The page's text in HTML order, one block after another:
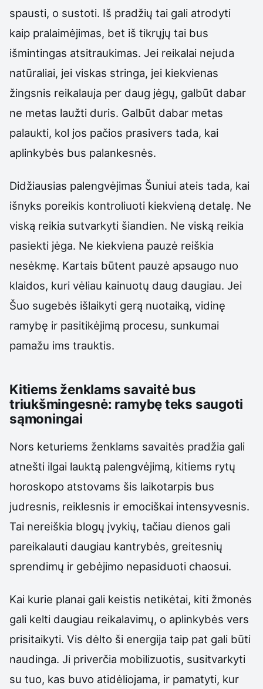
spausti, o sustoti. Iš pradžių tai gali atrodyti
kaip pralaimėjimas, bet iš tikrųjų tai bus
išmintingas atsitraukimas. Jei reikalai nejuda
natūraliai, jei viskas stringa, jei kiekvienas
žingsnis reikalauja per daug jėgų, galbūt dabar
ne metas laužti duris. Galbūt dabar metas
palaukti, kol jos pačios prasivers tada, kai
aplinkybės bus palankesnės.
Didžiausias palengvėjimas Šuniui ateis tada, kai
išnyks poreikis kontroliuoti kiekvieną detalę. Ne
viską reikia sutvarkyti šiandien. Ne viską reikia
pasiekti jėga. Ne kiekviena pauzė reiškia
nesėkmę. Kartais būtent pauzė apsaugo nuo
klaidos, kuri vėliau kainuotų daug daugiau. Jei
Šuo sugebės išlaikyti gerą nuotaiką, vidinę
ramybę ir pasitikėjimą procesu, sunkumai
pamažu ims trauktis.
Kitiems ženklams savaitė bus
triukšmingesnė: ramybę teks saugoti
sąmoningai
Nors keturiems ženklams savaitės pradžia gali
atnešti ilgai lauktą palengvėjimą, kitiems rytų
horoskopo atstovams šis laikotarpis bus
judresnis, reiklesnis ir emociškai intensyvesnis.
Tai nereiškia blogų įvykių, tačiau dienos gali
pareikalauti daugiau kantrybės, greitesnių
sprendimų ir gebėjimo nepasiduoti chaosui.
Kai kurie planai gali keistis netikėtai, kiti žmonės
gali kelti daugiau reikalavimų, o aplinkybės vers
prisitaikyti. Vis dėlto ši energija taip pat gali būti
naudinga. Ji priverčia mobilizuotis, susitvarkyti
su tuo, kas buvo atidėliojama, ir pamatyti, kur